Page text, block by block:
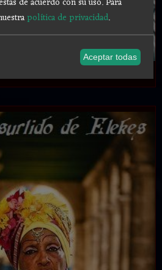
política de privacidad.
Aceptar todas